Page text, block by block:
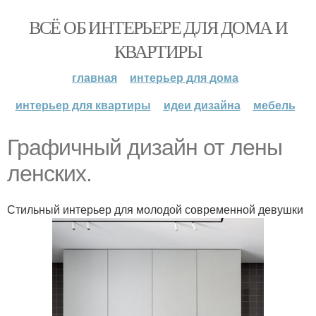
ВСЁ ОБ ИНТЕРЬЕРЕ ДЛЯ ДОМА И
КВАРТИРЫ
главная
интерьер для дома
интерьер для квартиры
идеи дизайна мебель
Графичный дизайн от лены
ленских.
Стильный интерьер для молодой современной девушки